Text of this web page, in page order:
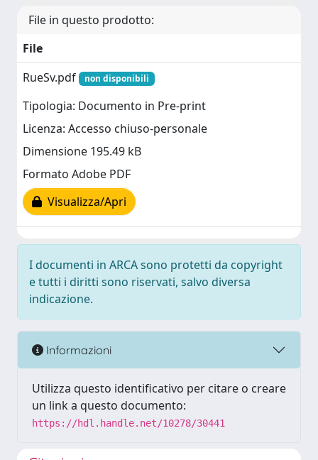
File in questo prodotto:
File
RueSv.pdf
non disponibili
Tipologia: Documento in Pre-print
Licenza: Accesso chiuso-personale
Dimensione 195.49 kB
Formato Adobe PDF
Visualizza/Apri
I documenti in ARCA sono protetti da copyright
e tutti i diritti sono riservati, salvo diversa
indicazione.
Informazioni
Utilizza questo identificativo per citare o creare
un link a questo documento:
https://hdl.handle.net/10278/30441